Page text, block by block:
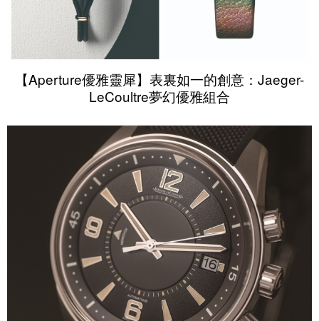
【Aperture優雅靈犀】表裏如一的創意：Jaeger-
LeCoultre夢幻優雅組合